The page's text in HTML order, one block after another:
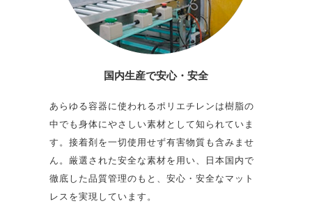
国内生産で安心・安全
あらゆる容器に使われるポリエチレンは樹脂の
中でも身体にやさしい素材として知られていま
す。接着剤を一切使用せず有害物質も含みませ
ん。厳選された安全な素材を用い、日本国内で
徹底した品質管理のもと、安心・安全なマット
レスを実現しています。